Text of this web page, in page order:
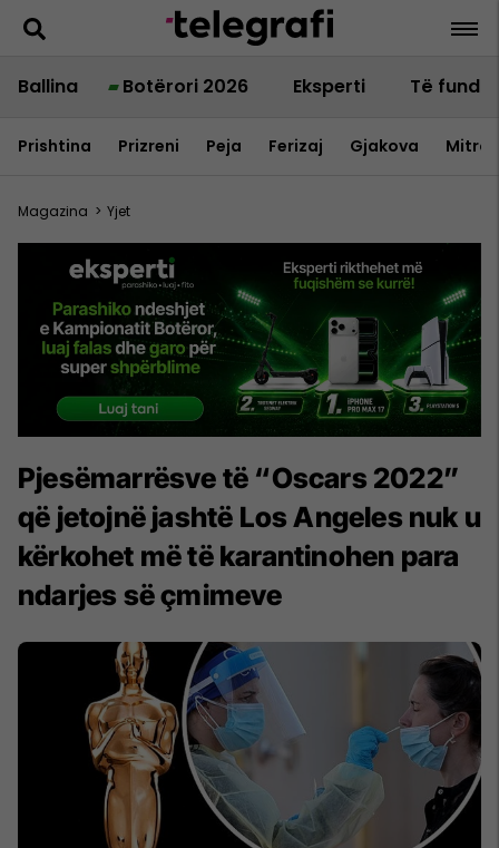
Ballina Botërori 2026 Eksperti Të fundit
Prishtina Prizreni Peja Ferizaj Gjakova
Magazina > Yjet
Pjesëmarrësve të “Oscars 2022”
që jetojnë jashtë Los Angeles nuk u
kërkohet më të karantinohen para
ndarjes së çmimeve